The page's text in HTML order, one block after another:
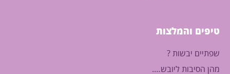
וחיזוק מערכת החיסון.
טיפים והמלצות
שפתיים יבשות ?
מהן הסיבות ליובש….